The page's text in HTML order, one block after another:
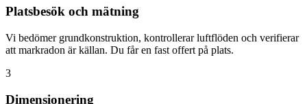
Platsbesök och mätning
Vi bedömer grundkonstruktion, kontrollerar luftflöden och verifierar
att markradon är källan. Du får en fast offert på plats.
3
Dimensionering